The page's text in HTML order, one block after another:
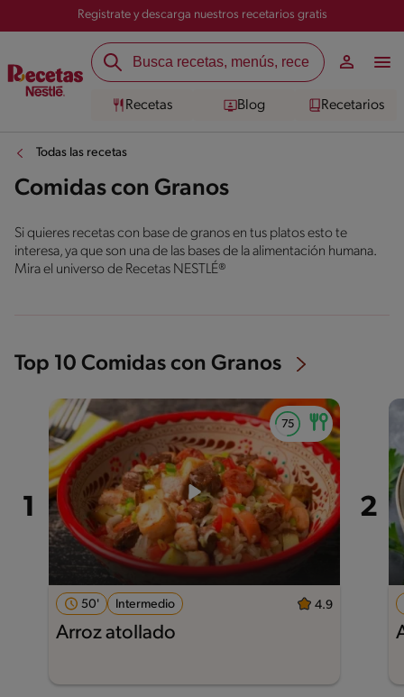
Registrate y descarga nuestros recetarios gratis
Recetas Blog Recetarios
Todas las recetas
Comidas con Granos
Si quieres recetas con base de granos en tus platos esto te
interesa, ya que son una de las bases de la alimentación humana.
Mira el universo de Recetas NESTLÉ®
Top 10 Comidas con Granos
50' Intermedio 4.9
Arroz atollado